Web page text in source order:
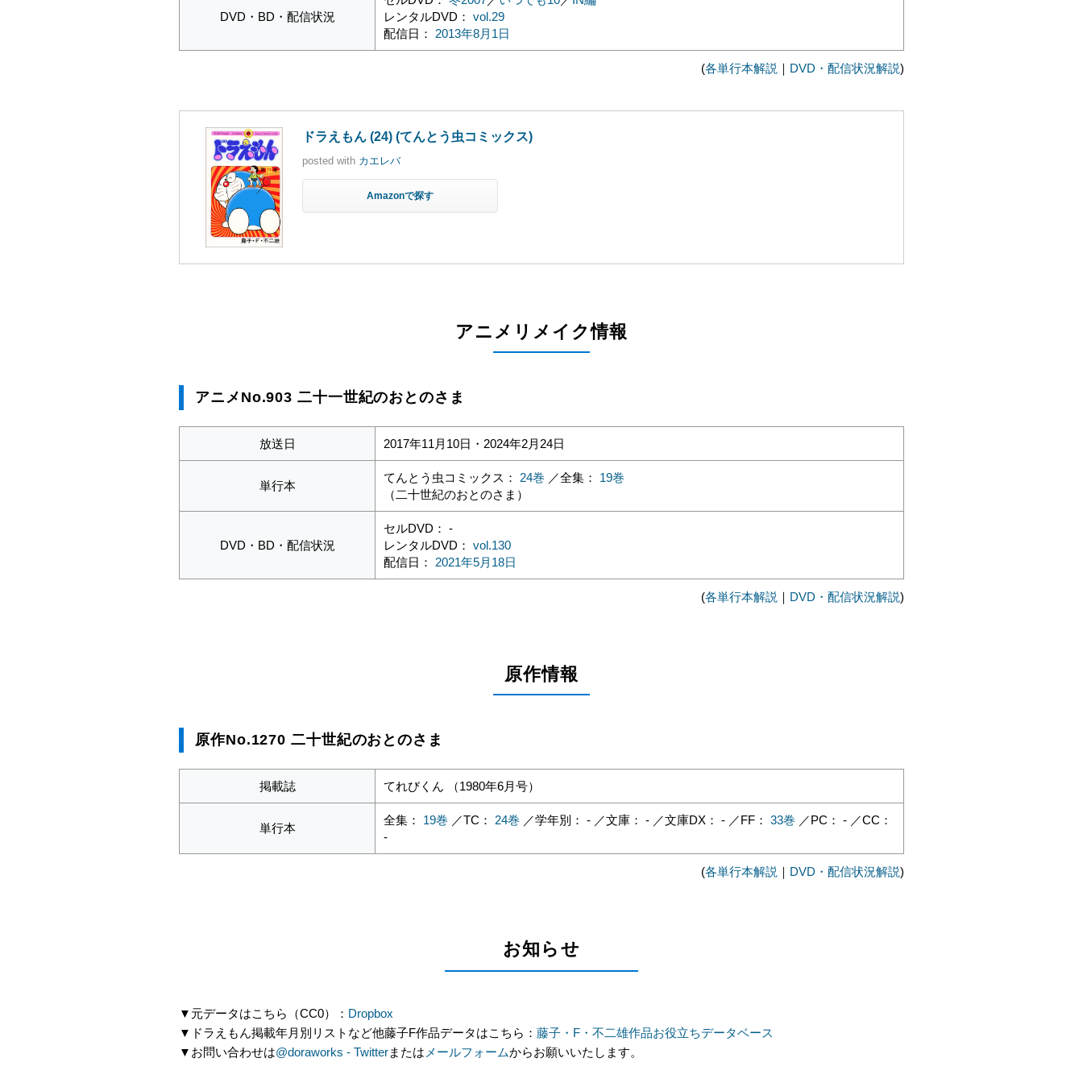
DVD・BD・配信状況
レンタルDVD： vol.29
配信日： 2013年8月1日
(各単行本解説 ｜ DVD・配信状況解説)
ドラえもん (24) (てんとう虫コミックス)
posted with カエレバ
Amazon
アニメリメイク情報
アニメNo.903 二十一世紀のおとのさま
放送日 2017年11月10日・2024年2月24日
単行本
てんとう虫コミックス： 24巻 ／全集： 19巻
（二十世紀のおとのさま）
DVD・BD・配信状況
セルDVD： -
レンタルDVD： vol.130
配信日： 2021年5月18日
(各単行本解説 ｜ DVD・配信状況解説)
原作情報
原作No.1270 二十世紀のおとのさま
掲載誌 てれびくん （1980年6月号）
単行本
全集： 19巻 ／TC： 24巻 ／学年別： - ／文庫： - ／文庫DX： - ／FF： 33巻 ／PC： - ／CC：
-
(各単行本解説 ｜ DVD・配信状況解説)
お知らせ
▼元データはこちら（CC0）： Dropbox
▼ドラえもん掲載年月別リストなど他藤子F作品データはこちら： 藤子・F・不二雄作品お役立ちデータベース
▼お問い合わせは@doraworks - Twitterまたは メールフォームからお願いいたします。